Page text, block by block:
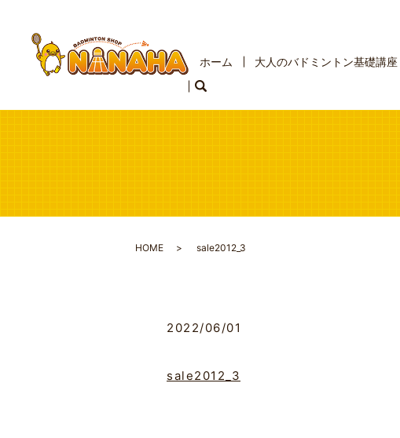
ホーム 大人のバドミントン基礎講座
HOME sale2012_3
2022/06/01
sale2012_3